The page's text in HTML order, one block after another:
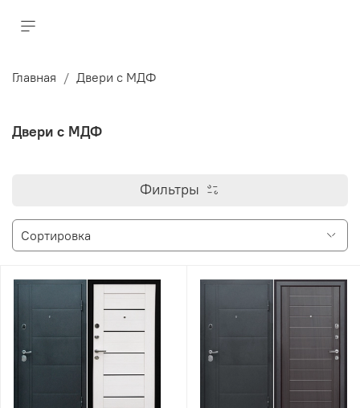
Главная Двери с МДФ
Двери с МДФ
Фильтры